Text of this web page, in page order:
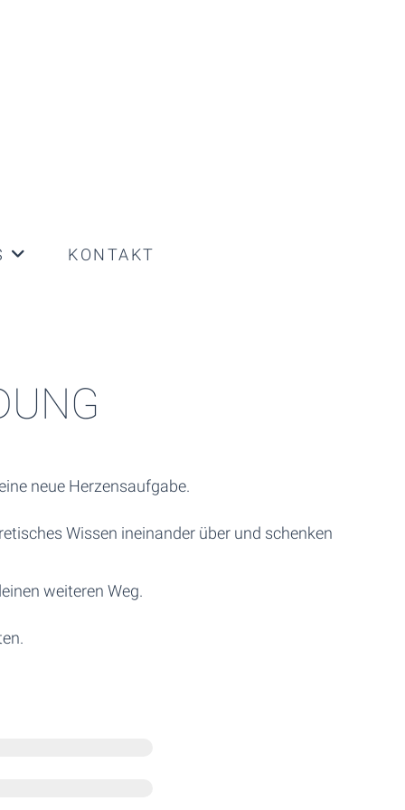
KONTAKT
neue Herzensaufgabe.
Wissen ineinander über und schenken
weiteren Weg.